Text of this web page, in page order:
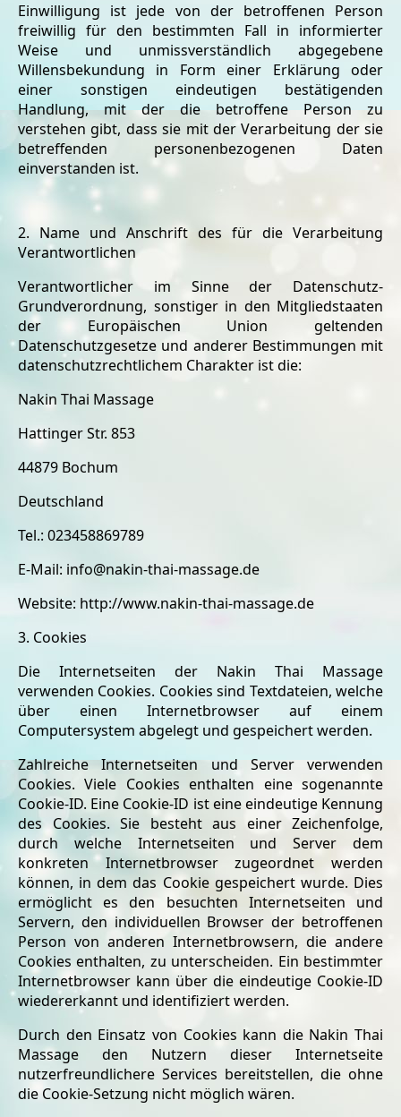
Einwilligung ist jede von der betroffenen Person
freiwillig für den bestimmten Fall in informierter
Weise und unmissverständlich abgegebene
Willensbekundung in Form einer Erklärung oder
einer sonstigen eindeutigen bestätigenden
Handlung, mit der die betroffene Person zu
verstehen gibt, dass sie mit der Verarbeitung der sie
betreffenden personenbezogenen Daten
einverstanden ist.
2. Name und Anschrift des für die Verarbeitung
Verantwortlichen
Verantwortlicher im Sinne der Datenschutz-
Grundverordnung, sonstiger in den Mitgliedstaaten
der Europäischen Union geltenden
Datenschutzgesetze und anderer Bestimmungen mit
datenschutzrechtlichem Charakter ist die:
Nakin Thai Massage
Hattinger Str. 853
44879 Bochum
Deutschland
Tel.: 023458869789
E-Mail: info@nakin-thai-massage.de
Website: http://www.nakin-thai-massage.de
3. Cookies
Die Internetseiten der Nakin Thai Massage
verwenden Cookies. Cookies sind Textdateien, welche
über einen Internetbrowser auf einem
Computersystem abgelegt und gespeichert werden.
Zahlreiche Internetseiten und Server verwenden
Cookies. Viele Cookies enthalten eine sogenannte
Cookie-ID. Eine Cookie-ID ist eine eindeutige Kennung
des Cookies. Sie besteht aus einer Zeichenfolge,
durch welche Internetseiten und Server dem
konkreten Internetbrowser zugeordnet werden
können, in dem das Cookie gespeichert wurde. Dies
ermöglicht es den besuchten Internetseiten und
Servern, den individuellen Browser der betroffenen
Person von anderen Internetbrowsern, die andere
Cookies enthalten, zu unterscheiden. Ein bestimmter
Internetbrowser kann über die eindeutige Cookie-ID
wiedererkannt und identifiziert werden.
Durch den Einsatz von Cookies kann die Nakin Thai
Massage den Nutzern dieser Internetseite
nutzerfreundlichere Services bereitstellen, die ohne
die Cookie-Setzung nicht möglich wären.